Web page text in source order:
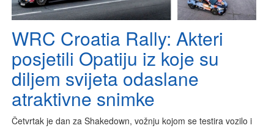
WRC Croatia Rally: Akteri
posjetili Opatiju iz koje su
diljem svijeta odaslane
atraktivne snimke
Četvrtak je dan za Shakedown, vožnju kojom se testira vozilo i